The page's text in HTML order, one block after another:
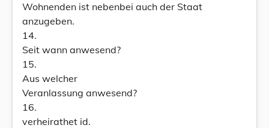
Wohnenden ist nebenbei auch der Staat
anzugeben.
14.
Seit wann anwesend?
15.
Aus welcher
Veranlassung anwesend?
16.
verheirathet id.